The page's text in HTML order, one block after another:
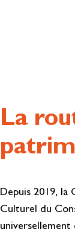
La
Depuis 2019, la
Culturel du
universellement